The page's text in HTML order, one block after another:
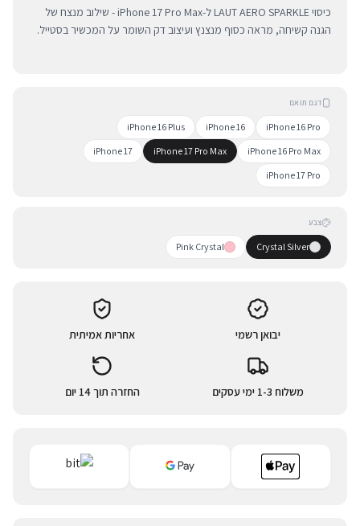
כיסוי LAUT AERO SPARKLE ל-iPhone 17 Pro Max - שילוב מנצח של
הגנה קשיחה, מראה כסוף מנצנץ ועיצוב דק השומר על המכשיר בסטייל.
דגם תואם
iPhone 16 Pro
iPhone 16
iPhone 16 Plus
iPhone 16 Pro Max
iPhone 17 Pro Max
iPhone 17
iPhone 17 Pro
צבע
Crystal Silver
Pink Crystal
יבואן רשמי אחריות אמיתית
משלוח 1-3 ימי עסקים החזרה תוך 14 יום